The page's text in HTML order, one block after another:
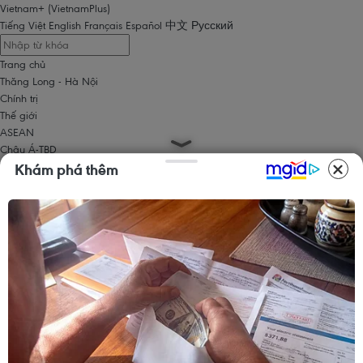
Vietnam+ (VietnamPlus)
Tiếng Việt English Français Español 中文 Русский
Trang chủ
Thăng Long - Hà Nội
Chính trị
Thế giới
ASEAN
Châu Á-TBD
Trung Đông
Châu Mỹ
Châu Phi
Kinh doanh
Tín dụng nông thôn
Chứng khoán
Bất động sản
Doanh nghiệp
Thông tin doanh nghiệp
Khám phá thêm